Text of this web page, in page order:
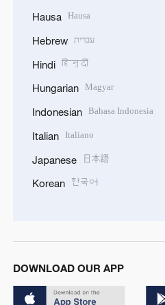
Hausa Hausa
Hebrew עברית
Hindi हिन्दी
Hungarian Magyar
Indonesian Bahasa Indonesia
Italian Italiano
Japanese 日本語
Korean 한국어
DOWNLOAD OUR APP